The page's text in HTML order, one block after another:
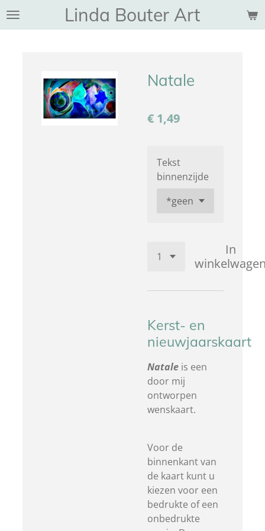
Ga
Linda Bouter Art
Natale
€ 1,49
Tekst
binnenzijde
In
Kerst- en
nieuwjaarskaart
Natale is een
door mij
ontworpen
wenskaart.
Voor de
binnenkant van
de kaart kunt u
kiezen voor een
bedrukte of een
onbedrukte